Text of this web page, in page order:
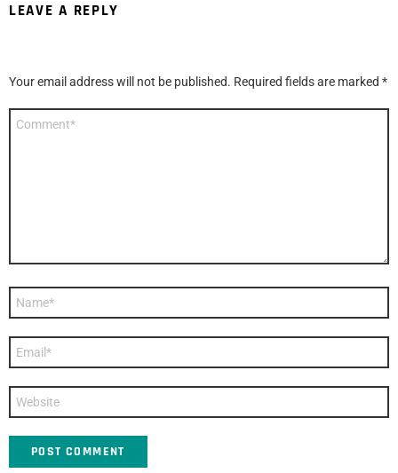
LEAVE A REPLY
Your email address will not be published. Required fields are marked *